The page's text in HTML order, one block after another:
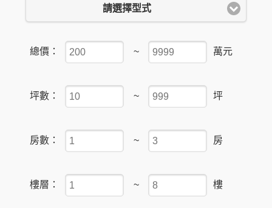
請選擇型式
總價： ~ 萬元
坪數： ~ 坪
房數： ~ 房
樓層： ~ 樓